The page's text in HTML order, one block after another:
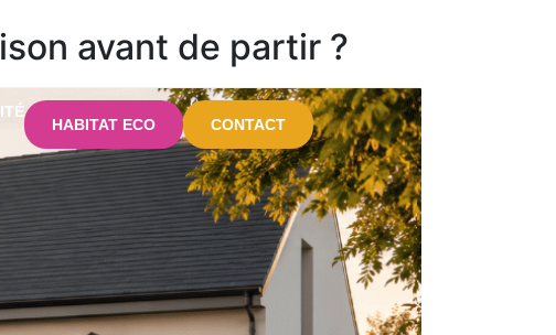
HABITAT ECO CONTACT
avant de partir ?